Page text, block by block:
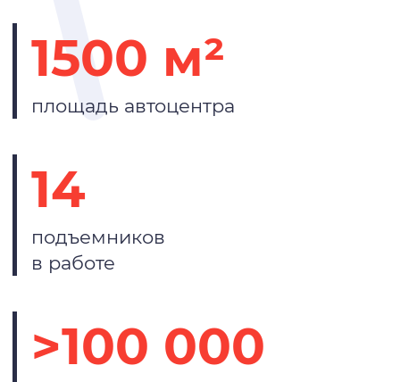
1500 м²
площадь автоцентра
14
подъемников
в работе
>100 000